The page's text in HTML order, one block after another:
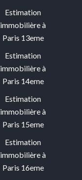
Estimation
immobilière à
Paris 13eme
Estimation
immobilière à
Paris 14eme
Estimation
immobilière à
Paris 15eme
Estimation
immobilière à
Paris 16eme